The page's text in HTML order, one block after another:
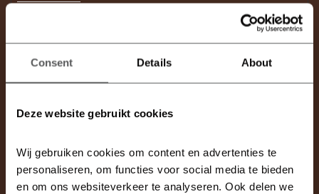
Consent Details About
Deze website gebruikt cookies
Wij gebruiken cookies om content en advertenties te
personaliseren, om functies voor social media te bieden
en om ons websiteverkeer te analyseren. Ook delen we
Google
data to
Analytics
about the
visitor's